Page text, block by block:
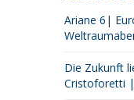
Ariane 6|
Die Zukunft
Cristoforetti